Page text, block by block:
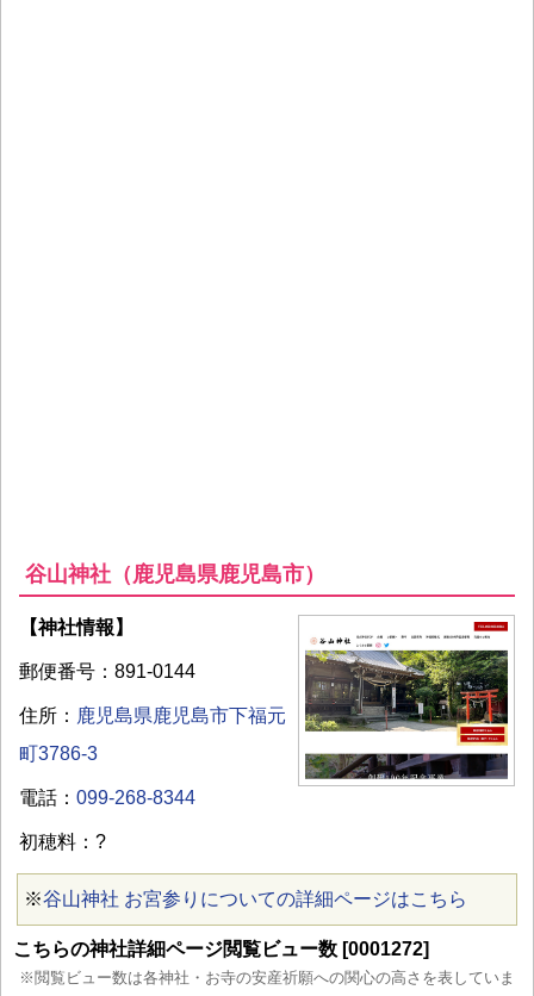
谷山神社（鹿児島県鹿児島市）
【神社情報】
郵便番号：891-0144
住所： 鹿児島県鹿児島市下福元
町3786-3
電話： 099-268-8344
初穂料：?
※谷山神社 お宮参りについての詳細ページはこちら
こちらの神社詳細ページ閲覧ビュー数 [0001272]
※閲覧ビュー数は各神社・お寺の安産祈願への関心の高さを表していま